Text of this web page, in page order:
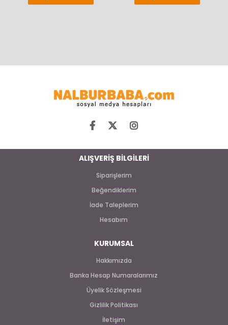
ALIŞVERİŞ BİLGİLERİ
Siparişlerim
Beğendiklerim
İade Taleplerim
Hesabım
KURUMSAL
Hakkımızda
Banka Hesap Numaralarımız
Üyelik Sözleşmesi
Gizlilik Politikası
İletişim